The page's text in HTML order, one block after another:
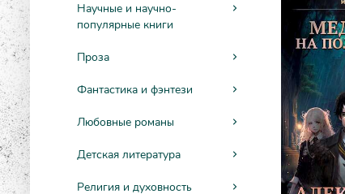
Научные и научно-
популярные книги
Проза
Фантастика и фэнтези
Любовные романы
Детская литература
Религия и духовность